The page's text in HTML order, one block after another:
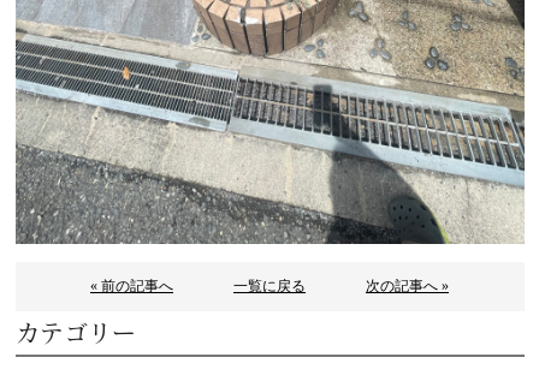
« 前の記事へ 一覧に戻る 次の記事へ »
カテゴリー